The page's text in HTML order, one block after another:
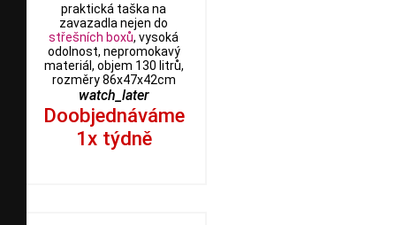
praktická taška na
zavazadla nejen do
střešních boxů, vysoká
odolnost, nepromokavý
materiál, objem 130 litrů,
rozměry 86x47x42cm
watch_later
Doobjednáváme
1x týdně